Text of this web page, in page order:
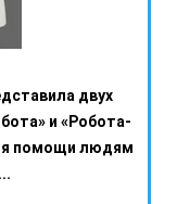
двух
и «Робота-
помощи людям